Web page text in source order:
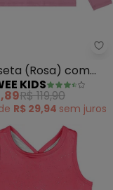
de Praia
(Rosa) com
Uv e Qr Code
KIDS
R$ 119,90
R$ 29,94 sem juros